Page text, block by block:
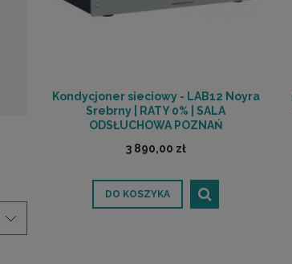
Kondycjoner sieciowy - LAB12 Noyra
Srebrny | RATY 0% | SALA
ODSŁUCHOWA POZNAŃ
3 890,00 zł
DO KOSZYKA